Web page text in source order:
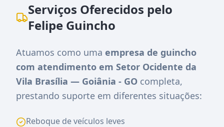
Serviços Oferecidos pelo
Felipe Guincho
Atuamos como uma empresa de guincho
com atendimento em Setor Ocidente da
Vila Brasília — Goiânia - GO completa,
prestando suporte em diferentes situações:
Reboque de veículos leves